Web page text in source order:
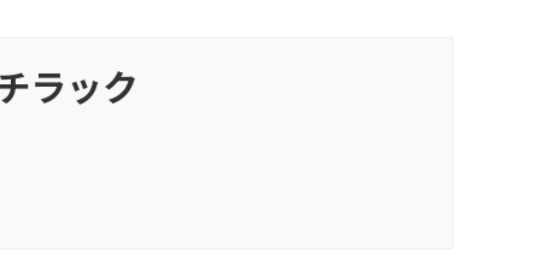
ラック